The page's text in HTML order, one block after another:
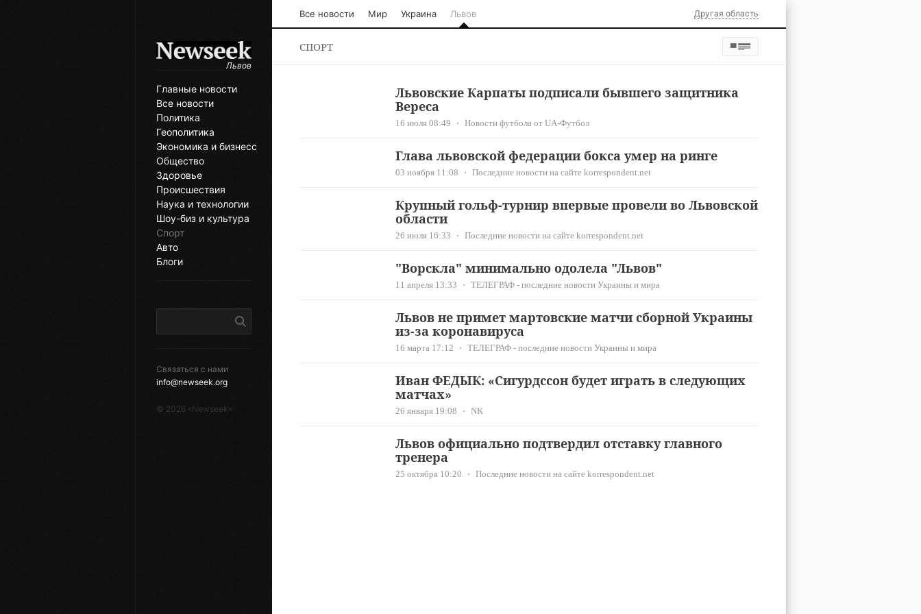
Львов
Главные новости
Все новости
Политика
Геополитика
Экономика и бизнесс
Общество
Здоровье
Происшествия
Наука и технологии
Шоу-биз и культура
Спорт
Авто
Блоги
Связаться с нами
info@newseek.org
© 2026 «Newseek»
Все новости Мир Украина Львов Другая область
СПОРТ
Львовские Карпаты подписали бывшего защитника
Вереса
16 июля 08:49 Новости футбола от UA-Футбол
Глава львовской федерации бокса умер на ринге
03 ноября 11:08 Последние новости на сайте korrespondent.net
Крупный гольф-турнир впервые провели во Львовской
области
26 июля 16:33 Последние новости на сайте korrespondent.net
"Ворскла" минимально одолела "Львов"
11 апреля 13:33 ТЕЛЕГРАФ - последние новости Украины и мира
Львов не примет мартовские матчи сборной Украины
из-за коронавируса
16 марта 17:12 ТЕЛЕГРАФ - последние новости Украины и мира
Иван ФЕДЫК: «Сигурдссон будет играть в следующих
матчах»
26 января 19:08 NK
Львов официально подтвердил отставку главного
тренера
25 октября 10:20 Последние новости на сайте korrespondent.net